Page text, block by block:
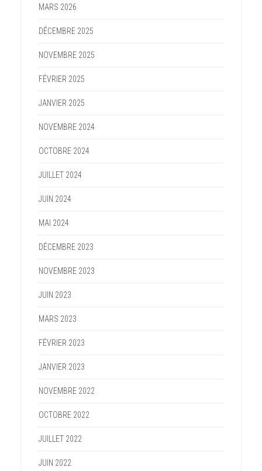
MARS 2026
DÉCEMBRE 2025
NOVEMBRE 2025
FÉVRIER 2025
JANVIER 2025
NOVEMBRE 2024
OCTOBRE 2024
JUILLET 2024
JUIN 2024
MAI 2024
DÉCEMBRE 2023
NOVEMBRE 2023
JUIN 2023
MARS 2023
FÉVRIER 2023
JANVIER 2023
NOVEMBRE 2022
OCTOBRE 2022
JUILLET 2022
JUIN 2022